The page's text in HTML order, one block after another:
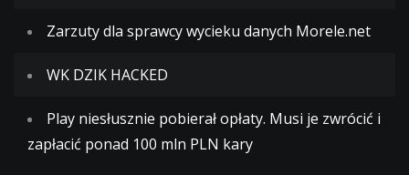
Zarzuty dla sprawcy wycieku danych Morele.net
WK DZIK HACKED
Play niesłusznie pobierał opłaty. Musi je zwrócić i
zapłacić ponad 100 mln PLN kary